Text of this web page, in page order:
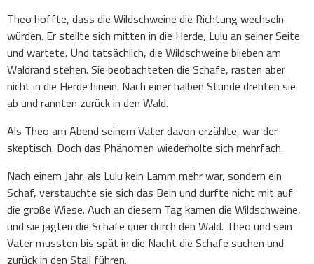
Theo hoffte, dass die Wildschweine die Richtung wechseln
würden. Er stellte sich mitten in die Herde, Lulu an seiner Seite
und wartete. Und tatsächlich, die Wildschweine blieben am
Waldrand stehen. Sie beobachteten die Schafe, rasten aber
nicht in die Herde hinein. Nach einer halben Stunde drehten sie
ab und rannten zurück in den Wald.
Als Theo am Abend seinem Vater davon erzählte, war der
skeptisch. Doch das Phänomen wiederholte sich mehrfach.
Nach einem Jahr, als Lulu kein Lamm mehr war, sondern ein
Schaf, verstauchte sie sich das Bein und durfte nicht mit auf
die große Wiese. Auch an diesem Tag kamen die Wildschweine,
und sie jagten die Schafe quer durch den Wald. Theo und sein
Vater mussten bis spät in die Nacht die Schafe suchen und
zurück in den Stall führen.